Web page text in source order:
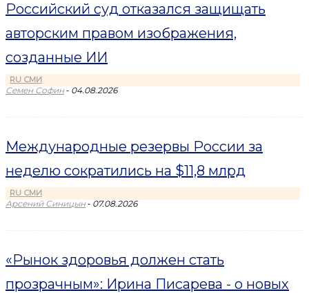
Российский суд отказался защищать
авторским правом изображения,
созданные ИИ
RU СМИ
Семен Софин - 04.08.2026
Международные резервы России за
неделю сократились на $11,8 млрд
RU СМИ
Арсений Синицын - 07.08.2026
«Рынок здоровья должен стать
прозрачным»: Ирина Писарева - о новых